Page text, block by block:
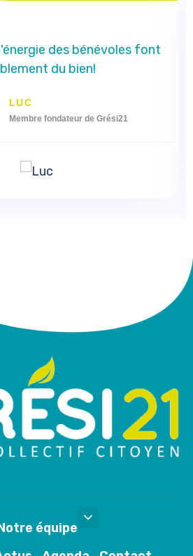
des bénévoles font
du bien!
LUC
Membre fondateur de Grési21
équipe